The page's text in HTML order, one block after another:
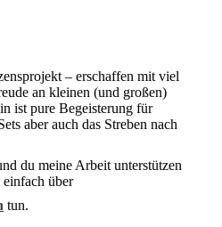
– erschaffen mit viel
an kleinen (und großen)
ist pure Begeisterung für
aber auch das Streben nach
du meine Arbeit unterstützen
einfach über
tun.